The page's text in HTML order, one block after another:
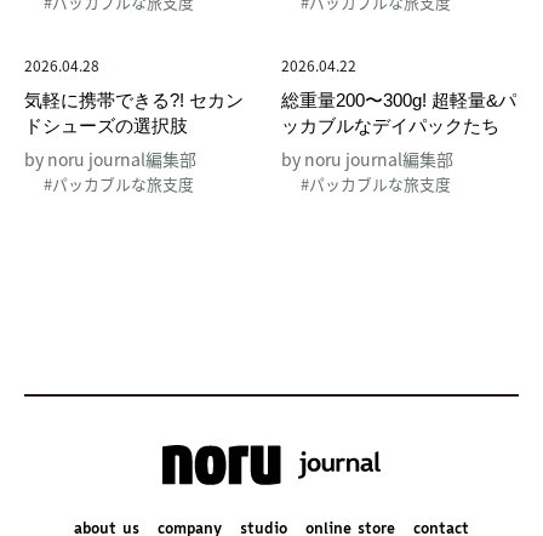
2026.04.28
気軽に携帯できる?! セカン
ドシューズの選択肢
by noru journal編集部
#パッカブルな旅支度
2026.04.22
総重量200〜300g! 超軽量&パ
ッカブルなデイパックたち
by noru journal編集部
#パッカブルな旅支度
about us company studio online store contact